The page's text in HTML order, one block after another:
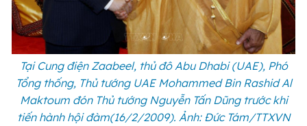
Tại Cung điện Zaabeel, thủ đô Abu Dhabi (UAE), Phó
Tổng thống, Thủ tướng UAE Mohammed Bin Rashid Al
Maktoum đón Thủ tướng Nguyễn Tấn Dũng trước khi
tiến hành hội đàm(16/2/2009). Ảnh: Đức Tám/TTXVN